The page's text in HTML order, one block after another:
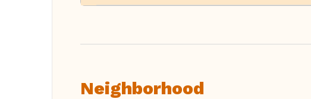
Neighborhood